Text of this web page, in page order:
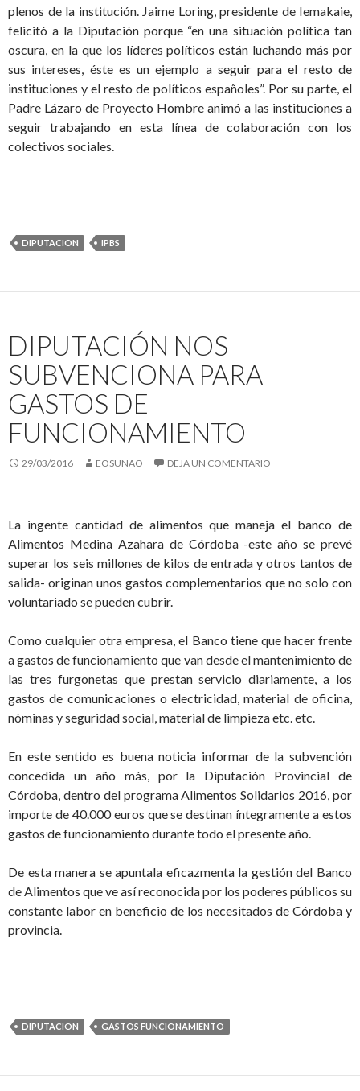
plenos de la institución. Jaime Loring, presidente de Iemakaie,
felicitó a la Diputación porque “en una situación política tan
oscura, en la que los líderes políticos están luchando más por
sus intereses, éste es un ejemplo a seguir para el resto de
instituciones y el resto de políticos españoles”. Por su parte, el
Padre Lázaro de Proyecto Hombre animó a las instituciones a
seguir trabajando en esta línea de colaboración con los
colectivos sociales.
DIPUTACION IPBS
DIPUTACIÓN NOS
SUBVENCIONA PARA
GASTOS DE
FUNCIONAMIENTO
29/03/2016 EOSUNAO DEJA UN COMENTARIO
La ingente cantidad de alimentos que maneja el banco de
Alimentos Medina Azahara de Córdoba -este año se prevé
superar los seis millones de kilos de entrada y otros tantos de
salida- originan unos gastos complementarios que no solo con
voluntariado se pueden cubrir.
Como cualquier otra empresa, el Banco tiene que hacer frente
a gastos de funcionamiento que van desde el mantenimiento de
las tres furgonetas que prestan servicio diariamente, a los
gastos de comunicaciones o electricidad, material de oficina,
nóminas y seguridad social, material de limpieza etc. etc.
En este sentido es buena noticia informar de la subvención
concedida un año más, por la Diputación Provincial de
Córdoba, dentro del programa Alimentos Solidarios 2016, por
importe de 40.000 euros que se destinan íntegramente a estos
gastos de funcionamiento durante todo el presente año.
De esta manera se apuntala eficazmenta la gestión del Banco
de Alimentos que ve así reconocida por los poderes públicos su
constante labor en beneficio de los necesitados de Córdoba y
provincia.
DIPUTACION GASTOS FUNCIONAMIENTO